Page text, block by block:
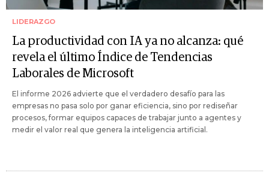
LIDERAZGO
La productividad con IA ya no alcanza: qué
revela el último Índice de Tendencias
Laborales de Microsoft
El informe 2026 advierte que el verdadero desafío para las
empresas no pasa solo por ganar eficiencia, sino por rediseñar
procesos, formar equipos capaces de trabajar junto a agentes y
medir el valor real que genera la inteligencia artificial.